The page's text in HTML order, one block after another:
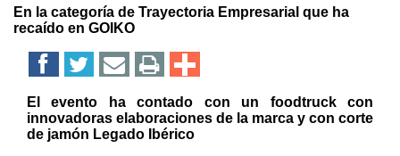
En la categoría de Trayectoria Empresarial que ha
recaído en GOIKO
El evento ha contado con un foodtruck con
innovadoras elaboraciones de la marca y con corte
de jamón Legado Ibérico